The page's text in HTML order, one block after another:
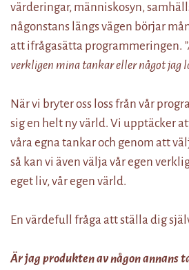
värderingar, människosyn,
någonstans längs vägen börjar
att ifrågasätta programmeringen.
verkligen mina tankar eller något jag
När vi bryter oss loss från vår
sig en helt ny värld. Vi upptäcker
våra egna tankar och genom att
så kan vi även välja vår egen
eget liv, vår egen värld.
En värdefull fråga att ställa dig
Är jag produkten av någon annans